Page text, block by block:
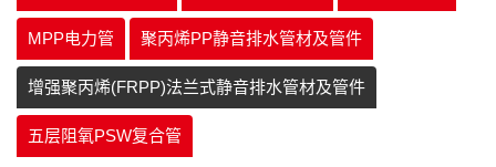
MPP电力管 聚丙烯PP静音排水管材及管件
增强聚丙烯(FRPP)法兰式静音排水管材及管件
五层阻氧PSW复合管